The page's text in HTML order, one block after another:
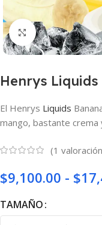
Haga clic para
Henrys
El Henrys Liquids
mango, bastante crema
(1
$9,100.00 - $
TAMAÑO